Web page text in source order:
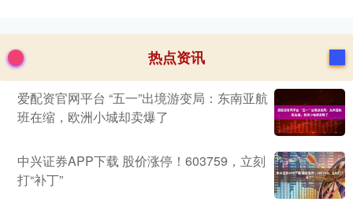
热点资讯
爱配资官网平台 “五一”出境游变局：东南亚航
班在缩，欧洲小城却卖爆了
中兴证券APP下载 股价涨停！603759，立刻
打“补丁”